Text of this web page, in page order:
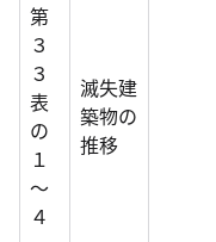
第
３
３
表
の
１
～
４
滅失建
築物の
推移